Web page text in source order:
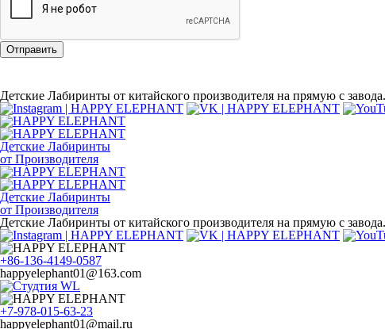
Отправить
Детские Лабиринты от китайского производителя на прямую с
Детские Лабиринты
от Производителя
Детские Лабиринты
от Производителя
Детские Лабиринты от китайского производителя на прямую с
+86-136-4149-0587
happyelephant01@163.com
+7-978-015-63-23
happyelephant01@mail.ru